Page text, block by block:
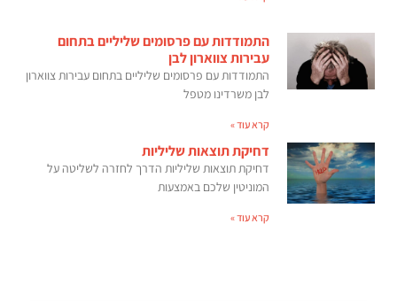
התמודדות עם פרסומים שליליים בתחום
עבירות צווארון לבן
התמודדות עם פרסומים שליליים בתחום עבירות צווארון
לבן משרדינו מטפל
קרא עוד »
דחיקת תוצאות שליליות
דחיקת תוצאות שליליות הדרך לחזרה לשליטה על
המוניטין שלכם באמצעות
קרא עוד »